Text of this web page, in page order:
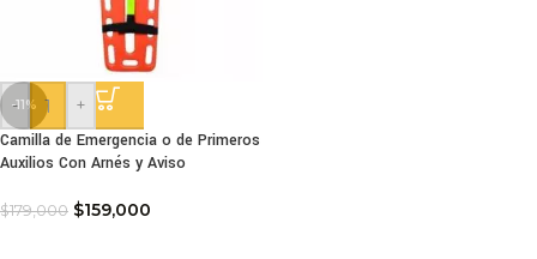
-11%
-
+
Camilla de Emergencia o de Primeros
Auxilios Con Arnés y Aviso
$179,000 $159,000